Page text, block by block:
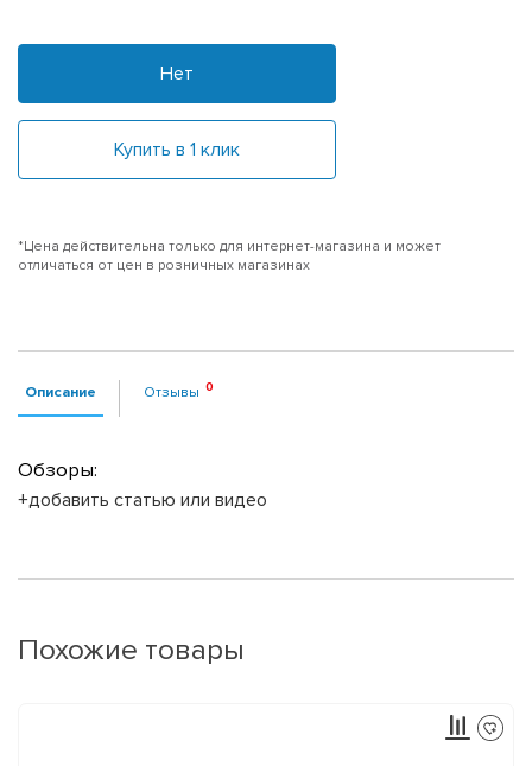
Нет
Купить в 1 клик
*Цена действительна только для интернет-магазина и может
отличаться от цен в розничных магазинах
Описание Отзывы
Обзоры:
+добавить статью или видео
Похожие товары